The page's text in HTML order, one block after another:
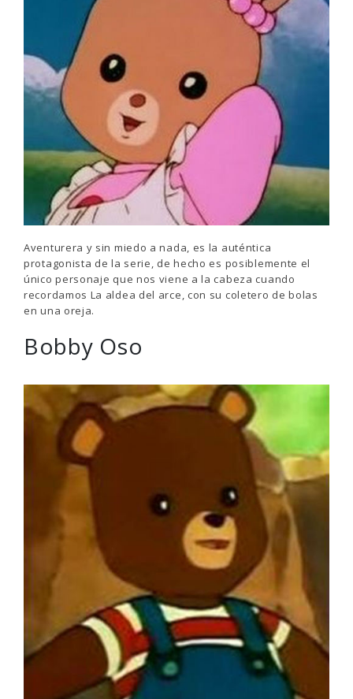
Aventurera y sin miedo a nada, es la auténtica
protagonista de la serie, de hecho es posiblemente el
único personaje que nos viene a la cabeza cuando
recordamos La aldea del arce, con su coletero de bolas
en una oreja.
Bobby Oso